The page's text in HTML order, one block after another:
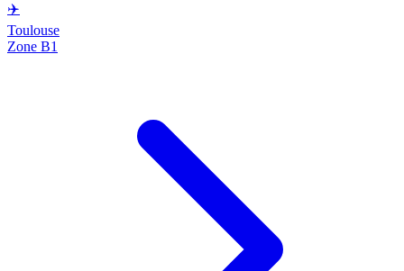
✈️
Toulouse
Zone B1